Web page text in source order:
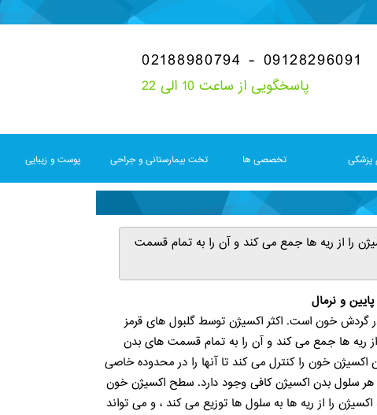
02188980794 - 09128296091
پاسخگویی از ساعت 10 الی 22
پزشکی تخصصی ها تخت بیمارستانی و جراحی پوست و زیبایی
را از ریه ها جمع می کند و آن را به تمام قسمت
و نرمال
گردش خون است. اکثر اکسیژن توسط گلبول های قرمز
ریه ها جمع می کند و آن را به تمام قسمت های بدن
خون را کنترل می کند تا آنها را در محدوده خاصی
هر سلول بدن اکسیژن کافی وجود دارد. سطح اکسیژن خون
را از ریه ها به سلول ها توزیع می کند ، و می تواند